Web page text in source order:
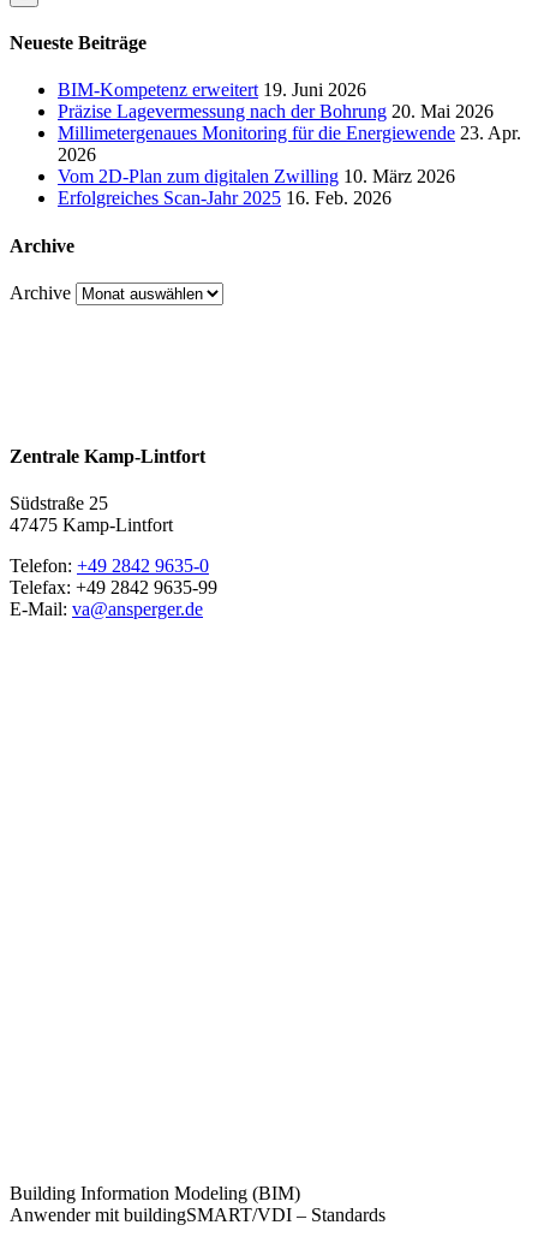
Neueste Beiträge
BIM-Kompetenz erweitert 19. Juni 2026
Präzise Lagevermessung nach der Bohrung 20. Mai 2026
Millimetergenaues Monitoring für die Energiewende 23. Apr.
2026
Vom 2D-Plan zum digitalen Zwilling 10. März 2026
Erfolgreiches Scan-Jahr 2025 16. Feb. 2026
Archive
Archive
Zentrale Kamp-Lintfort
Südstraße 25
47475 Kamp-Lintfort
Telefon: +49 2842 9635-0
Telefax: +49 2842 9635-99
E-Mail: va@ansperger.de
Building Information Modeling (BIM)
Anwender mit buildingSMART/VDI – Standards